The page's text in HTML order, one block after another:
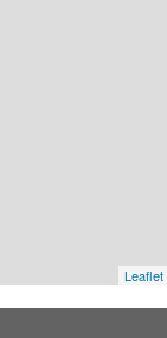
Leaflet